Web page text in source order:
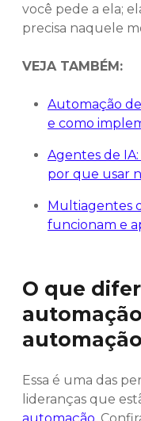
você pede a ela;
precisa naquele
VEJA TAMBÉM:
Automação
e como
Agentes de
por que usar
Multiagentes
funcionam e
O que
Essa é uma das
lideranças que